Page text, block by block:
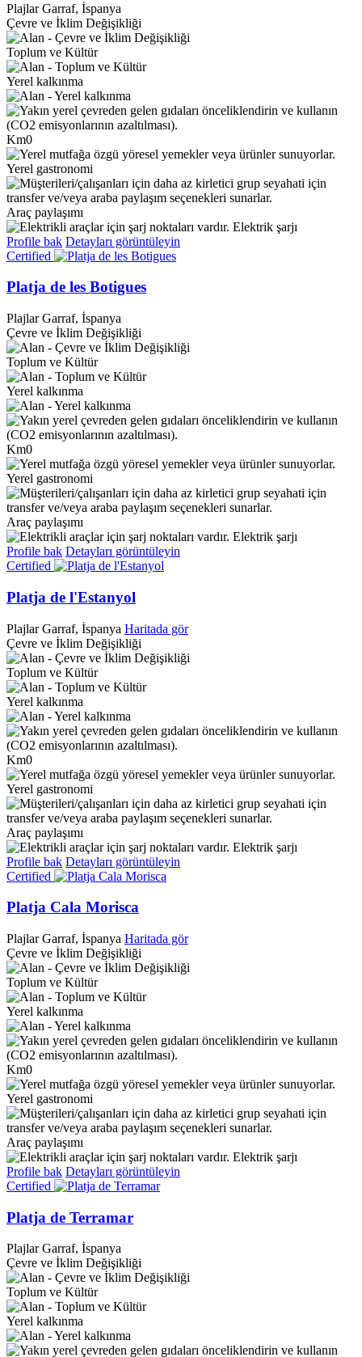
Plajlar Garraf, İspanya
Çevre ve İklim Değişikliği
Toplum ve Kültür
Yerel kalkınma
Km0
Yerel gastronomi
Araç paylaşımı
Elektrik şarjı
Profile bak Detayları görüntüleyin
Certified
Platja de les Botigues
Plajlar Garraf, İspanya
Çevre ve İklim Değişikliği
Toplum ve Kültür
Yerel kalkınma
Km0
Yerel gastronomi
Araç paylaşımı
Elektrik şarjı
Profile bak Detayları görüntüleyin
Certified
Platja de l'Estanyol
Plajlar Garraf, İspanya Haritada gör
Çevre ve İklim Değişikliği
Toplum ve Kültür
Yerel kalkınma
Km0
Yerel gastronomi
Araç paylaşımı
Elektrik şarjı
Profile bak Detayları görüntüleyin
Certified
Platja Cala Morisca
Plajlar Garraf, İspanya Haritada gör
Çevre ve İklim Değişikliği
Toplum ve Kültür
Yerel kalkınma
Km0
Yerel gastronomi
Araç paylaşımı
Elektrik şarjı
Profile bak Detayları görüntüleyin
Certified
Platja de Terramar
Plajlar Garraf, İspanya
Çevre ve İklim Değişikliği
Toplum ve Kültür
Yerel kalkınma